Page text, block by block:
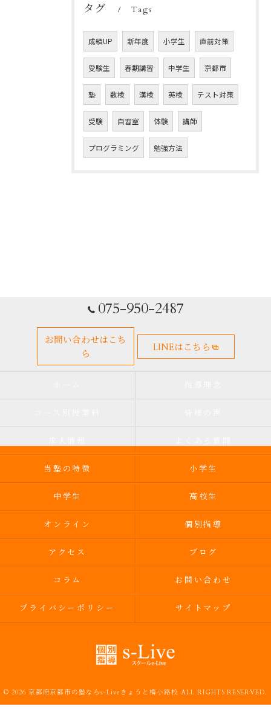
タグ Tags
成績UP 新年度 小学生 直前対策
受験生 春期講習 中学生 京都市
塾 数検 漢検 英検 テスト対策
受験 自習室 体験 講師
プログラミング 勉強方法
075-950-2487
お問い合わせはこち
ら
LINEはこちら
当塾の特徴 小学生
中学生 高校生
オンライン 個別指導
アクセス ブログ
コラム お問い合わせ
プライバシーポリシー サイトマップ
© 2026 京都府京都市の塾ならs-Liveきょうと梅小路校 ALL RIGHTS RESERVED.